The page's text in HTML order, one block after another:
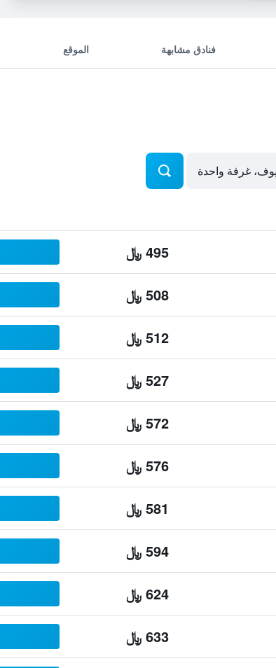
فنادق مشابهة الموقع
495 ﷼
508 ﷼
512 ﷼
527 ﷼
572 ﷼
576 ﷼
581 ﷼
594 ﷼
624 ﷼
633 ﷼